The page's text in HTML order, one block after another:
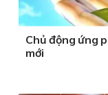
Chủ động ứng
mới